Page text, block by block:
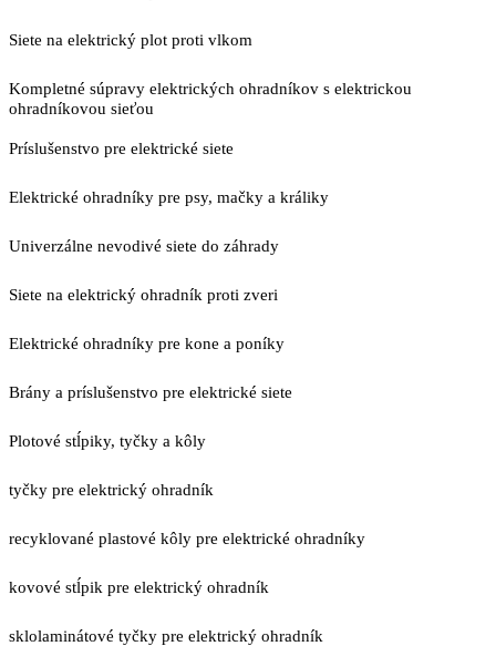
Siete na elektrický plot proti vlkom
Kompletné súpravy elektrických ohradníkov s elektrickou
ohradníkovou sieťou
Príslušenstvo pre elektrické siete
Elektrické ohradníky pre psy, mačky a králiky
Univerzálne nevodivé siete do záhrady
Siete na elektrický ohradník proti zveri
Elektrické ohradníky pre kone a poníky
Brány a príslušenstvo pre elektrické siete
Plotové stĺpiky, tyčky a kôly
tyčky pre elektrický ohradník
recyklované plastové kôly pre elektrické ohradníky
kovové stĺpik pre elektrický ohradník
sklolaminátové tyčky pre elektrický ohradník